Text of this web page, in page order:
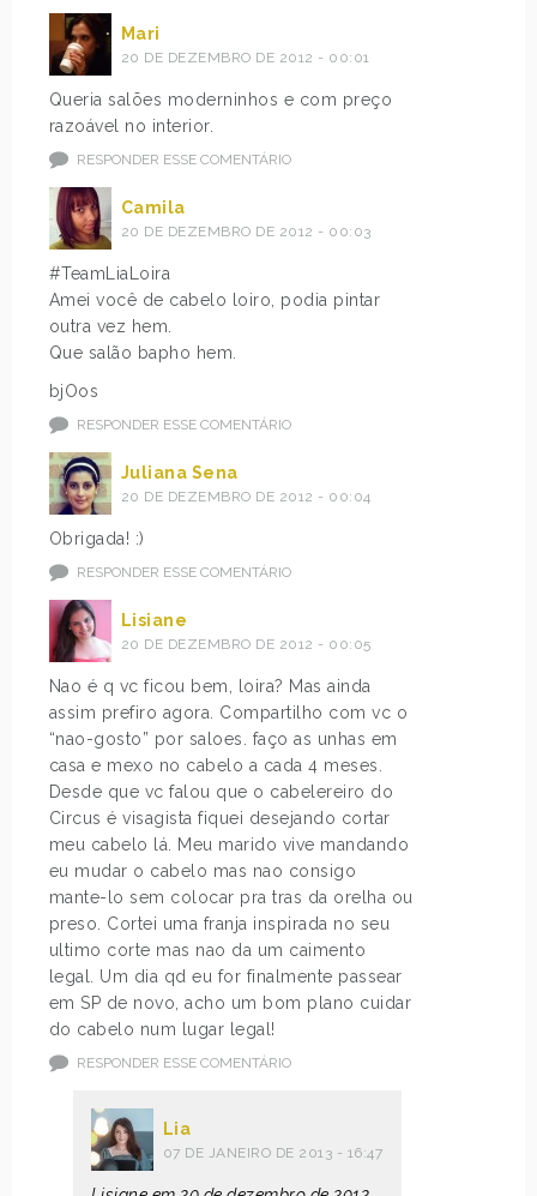
Mari
20 DE DEZEMBRO DE 2012 - 00:01
Queria salões moderninhos e com preço
razoável no interior.
RESPONDER ESSE COMENTÁRIO
Camila
20 DE DEZEMBRO DE 2012 - 00:03
#TeamLiaLoira
Amei você de cabelo loiro, podia pintar
outra vez hem.
Que salão bapho hem.
bjOos
RESPONDER ESSE COMENTÁRIO
Juliana Sena
20 DE DEZEMBRO DE 2012 - 00:04
Obrigada! :)
RESPONDER ESSE COMENTÁRIO
Lisiane
20 DE DEZEMBRO DE 2012 - 00:05
Nao é q vc ficou bem, loira? Mas ainda
assim prefiro agora. Compartilho com vc o
“nao-gosto” por saloes. faço as unhas em
casa e mexo no cabelo a cada 4 meses.
Desde que vc falou que o cabelereiro do
Circus é visagista fiquei desejando cortar
meu cabelo lá. Meu marido vive mandando
eu mudar o cabelo mas nao consigo
mante-lo sem colocar pra tras da orelha ou
preso. Cortei uma franja inspirada no seu
ultimo corte mas nao da um caimento
legal. Um dia qd eu for finalmente passear
em SP de novo, acho um bom plano cuidar
do cabelo num lugar legal!
RESPONDER ESSE COMENTÁRIO
Lia
07 DE JANEIRO DE 2013 - 16:47